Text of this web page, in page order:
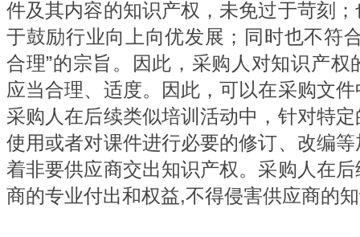
件及其内容的知识产权，未免过于苛刻
于鼓励行业向上向优发展；同时也不符
合理”的宗旨。因此，采购人对知识产
应当合理、适度。因此，可以在采购文
采购人在后续类似培训活动中，针对特
使用或者对课件进行必要的修订、改编
着非要供应商交出知识产权。采购人在
商的专业付出和权益,不得侵害供应商的